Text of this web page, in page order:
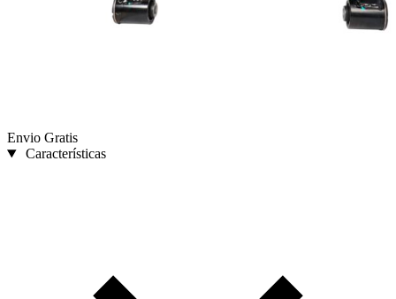
Envio Gratis
Características